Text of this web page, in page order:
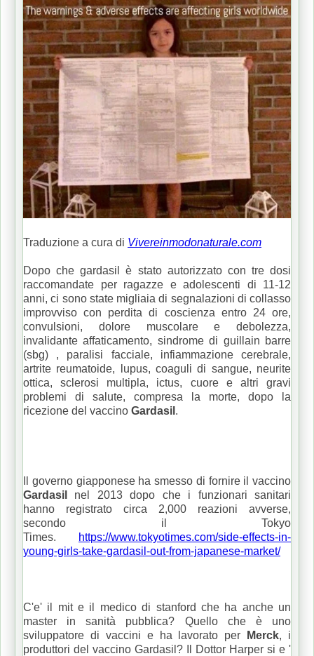
Traduzione a cura di Vivereinmodonaturale.com
Dopo che gardasil è stato autorizzato con tre dosi
raccomandate per ragazze e adolescenti di 11-12
anni, ci sono state migliaia di segnalazioni di collasso
improvviso con perdita di coscienza entro 24 ore,
convulsioni, dolore muscolare e debolezza,
invalidante affaticamento, sindrome di guillain barre
(sbg) , paralisi facciale, infiammazione cerebrale,
artrite reumatoide, lupus, coaguli di sangue, neurite
ottica, sclerosi multipla, ictus, cuore e altri gravi
problemi di salute, compresa la morte, dopo la
ricezione del vaccino Gardasil .
Il governo giapponese ha smesso di fornire il vaccino
Gardasil
nel 2013 dopo che i funzionari sanitari
hanno registrato circa 2,000 reazioni avverse,
secondo il Tokyo
Times.
https://www.tokyotimes.com/side-effects-in-
young-girls-take-gardasil-out-from-japanese-market/
C'e' il mit e il medico di stanford che ha anche un
master in sanità pubblica? Quello che è uno
sviluppatore di vaccini e ha lavorato per
Merck, i
produttori del vaccino Gardasil? Il Dottor Harper si e '